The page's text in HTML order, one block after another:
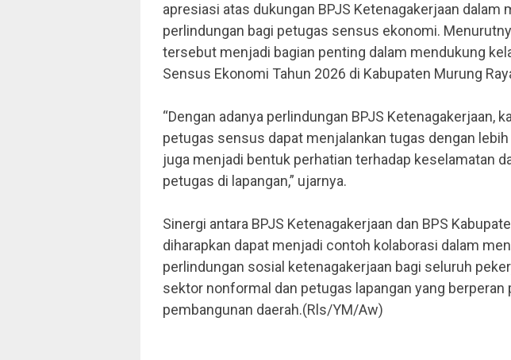
apresiasi atas dukungan BPJS Ketenagakerjaan dalam
perlindungan bagi petugas sensus ekonomi.
tersebut menjadi bagian penting dalam mendukung
Sensus Ekonomi Tahun 2026 di Kabupaten Murung
“Dengan adanya perlindungan BPJS Ketenagakerjaan,
petugas sensus dapat menjalankan tugas dengan lebih
juga menjadi bentuk perhatian terhadap keselamatan
petugas di lapangan,” ujarnya.
Sinergi antara BPJS Ketenagakerjaan dan BPS
diharapkan dapat menjadi contoh kolaborasi dalam
perlindungan sosial ketenagakerjaan bagi seluruh
sektor nonformal dan petugas lapangan yang berperan
pembangunan daerah.(Rls/YM/Aw)